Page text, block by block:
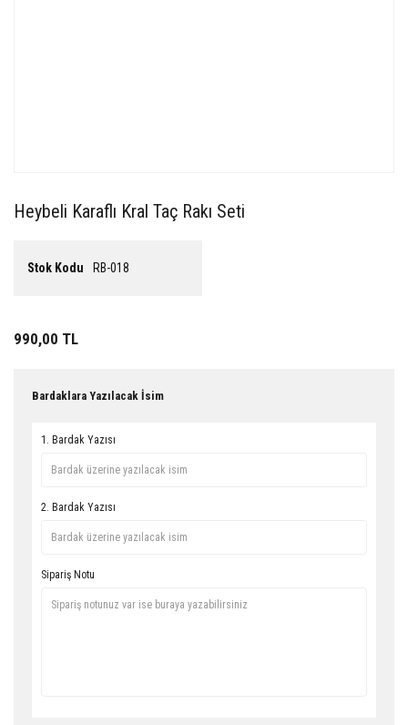
Heybeli Karaflı Kral Taç Rakı Seti
Stok Kodu RB-018
990,00 TL
Bardaklara Yazılacak İsim
1. Bardak Yazısı
2. Bardak Yazısı
Sipariş Notu